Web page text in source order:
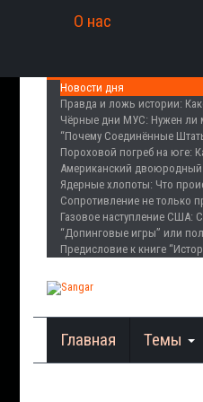
О нас
Новости дня
Правда и ложь истории:
Чёрные дни МУС: Нужен ли
“Почему Соединённые
Пороховой погреб на юге:
Американский двоюродный
Ядерные хлопоты: Что
Сопротивление не только
Газовое наступление США:
“Допинговые игры” или
Предисловие к книге
Главная Темы